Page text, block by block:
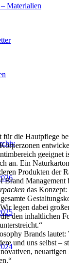
Materialien
für die Hautpflege
geeignet
an. Ein
Produkten der
Brand Management
das
legen dabei
den inhaltlichen
Brands lautet:
und uns selbst –
neuartigen